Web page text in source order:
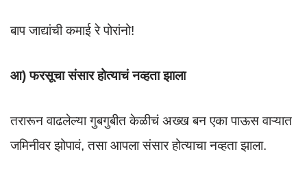
बाप जाद्यांची कमाई रे पोरांनो!
आ) फरसूचा संसार होत्याचं नव्हता झाला
तरारून वाढलेल्या गुबगुबीत केळीचं अख्ख बन एका पाऊस वाऱ्यात
जमिनीवर झोपावं, तसा आपला संसार होत्याचा नव्हता झाला.